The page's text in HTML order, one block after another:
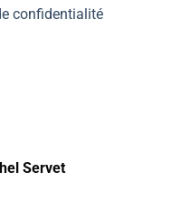
confidentialité
Servet